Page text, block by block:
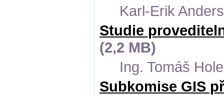
Karl-Erik
Studie
(2,2 MB)
Ing. Tomáš
Subkomise GIS